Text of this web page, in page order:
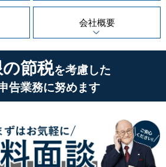
会社概要
節税を考慮した
告業務に努めます